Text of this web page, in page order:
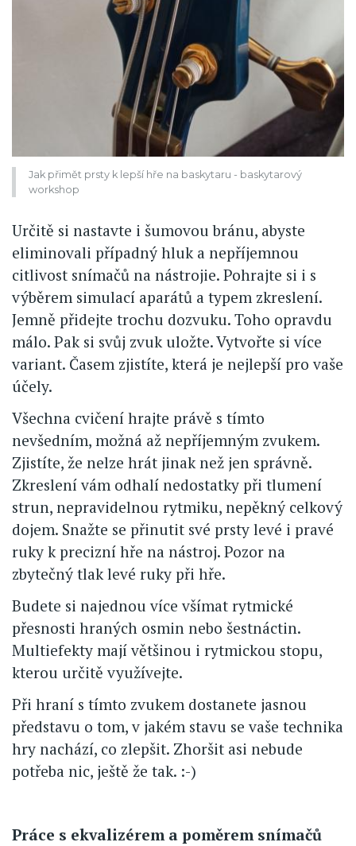
Jak přimět prsty k lepší hře na baskytaru - baskytarový
workshop
Určitě si nastavte i šumovou bránu, abyste
eliminovali případný hluk a nepříjemnou
citlivost snímačů na nástrojie. Pohrajte si i s
výběrem simulací aparátů a typem zkreslení.
Jemně přidejte trochu dozvuku. Toho opravdu
málo. Pak si svůj zvuk uložte. Vytvořte si více
variant. Časem zjistíte, která je nejlepší pro vaše
účely.
Všechna cvičení hrajte právě s tímto
nevšedním, možná až nepříjemným zvukem.
Zjistíte, že nelze hrát jinak než jen správně.
Zkreslení vám odhalí nedostatky při tlumení
strun, nepravidelnou rytmiku, nepěkný celkový
dojem. Snažte se přinutit své prsty levé i pravé
ruky k precizní hře na nástroj. Pozor na
zbytečný tlak levé ruky při hře.
Budete si najednou více všímat rytmické
přesnosti hraných osmin nebo šestnáctin.
Multiefekty mají většinou i rytmickou stopu,
kterou určitě využívejte.
Při hraní s tímto zvukem dostanete jasnou
představu o tom, v jakém stavu se vaše technika
hry nachází, co zlepšit. Zhoršit asi nebude
potřeba nic, ještě že tak. :-)
Práce s ekvalizérem a poměrem snímačů